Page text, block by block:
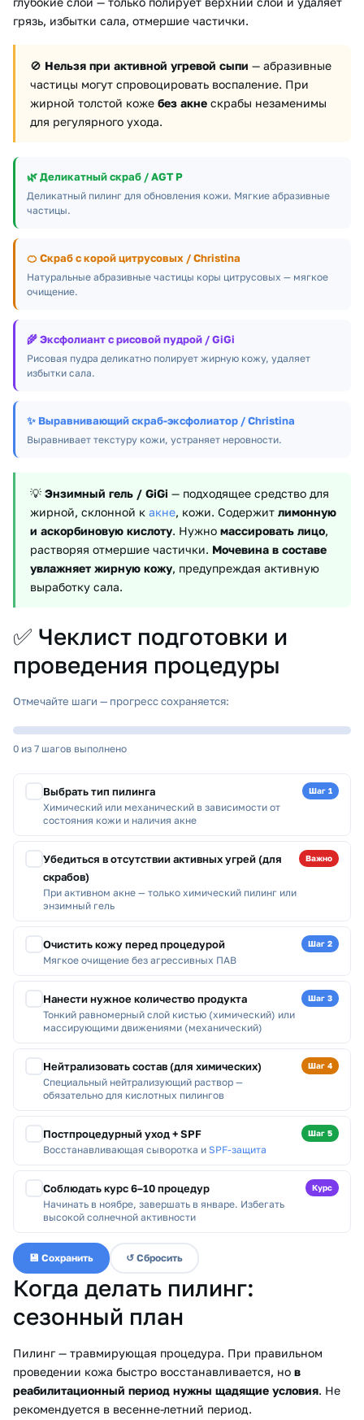
грязь, избытки сала, отмершие частички.
🚫 Нельзя при активной угревой сыпи — абразивные
частицы могут спровоцировать воспаление. При
жирной толстой коже без акне скрабы незаменимы
для регулярного ухода.
🌿Деликатный скраб / AGT P
Деликатный пилинг для обновления кожи. Мягкие абразивные
частицы.
🍊 Скраб с корой цитрусовых / Christina
Натуральные абразивные частицы коры цитрусовых — мягкое
очищение.
🌾Эксфолиант с рисовой пудрой / GiGi
Рисовая пудра деликатно полирует жирную кожу, удаляет
избытки сала.
✨ Выравнивающий скраб-эксфолиатор / Christina
Выравнивает текстуру кожи, устраняет неровности.
💡 Энзимный гель / GiGi — подходящее средство для
жирной, склонной к акне, кожи. Содержит лимонную
и аскорбиновую кислоту. Нужно массировать лицо,
растворяя отмершие частички. Мочевина в составе
увлажняет жирную кожу, предупреждая активную
выработку сала.
✅ Чеклист подготовки и
проведения процедуры
Отмечайте шаги — прогресс сохраняется:
0 из 7 шагов выполнено
Выбрать тип пилинга
Химический или механический в зависимости от
состояния кожи и наличия акне
Шаг 1
Убедиться в отсутствии активных угрей (для
скрабов)
При активном акне — только химический пилинг или
энзимный гель
Важно
Очистить кожу перед процедурой
Мягкое очищение без агрессивных ПАВ
Шаг 2
Нанести нужное количество продукта
Тонкий равномерный слой кистью (химический) или
массирующими движениями (механический)
Шаг 3
Нейтрализовать состав (для химических)
Специальный нейтрализующий раствор —
обязательно для кислотных пилингов
Шаг 4
Постпроцедурный уход + SPF
Восстанавливающая сыворотка и SPF-защита
Шаг 5
Соблюдать курс 6–10 процедур
Начинать в ноябре, завершать в январе. Избегать
высокой солнечной активности
Курс
💾 Сохранить ↺ Сбросить
Когда делать пилинг:
сезонный план
Пилинг — травмирующая процедура. При правильном
проведении кожа быстро восстанавливается, но в
реабилитационный период нужны щадящие условия. Не
рекомендуется в весенне-летний период.